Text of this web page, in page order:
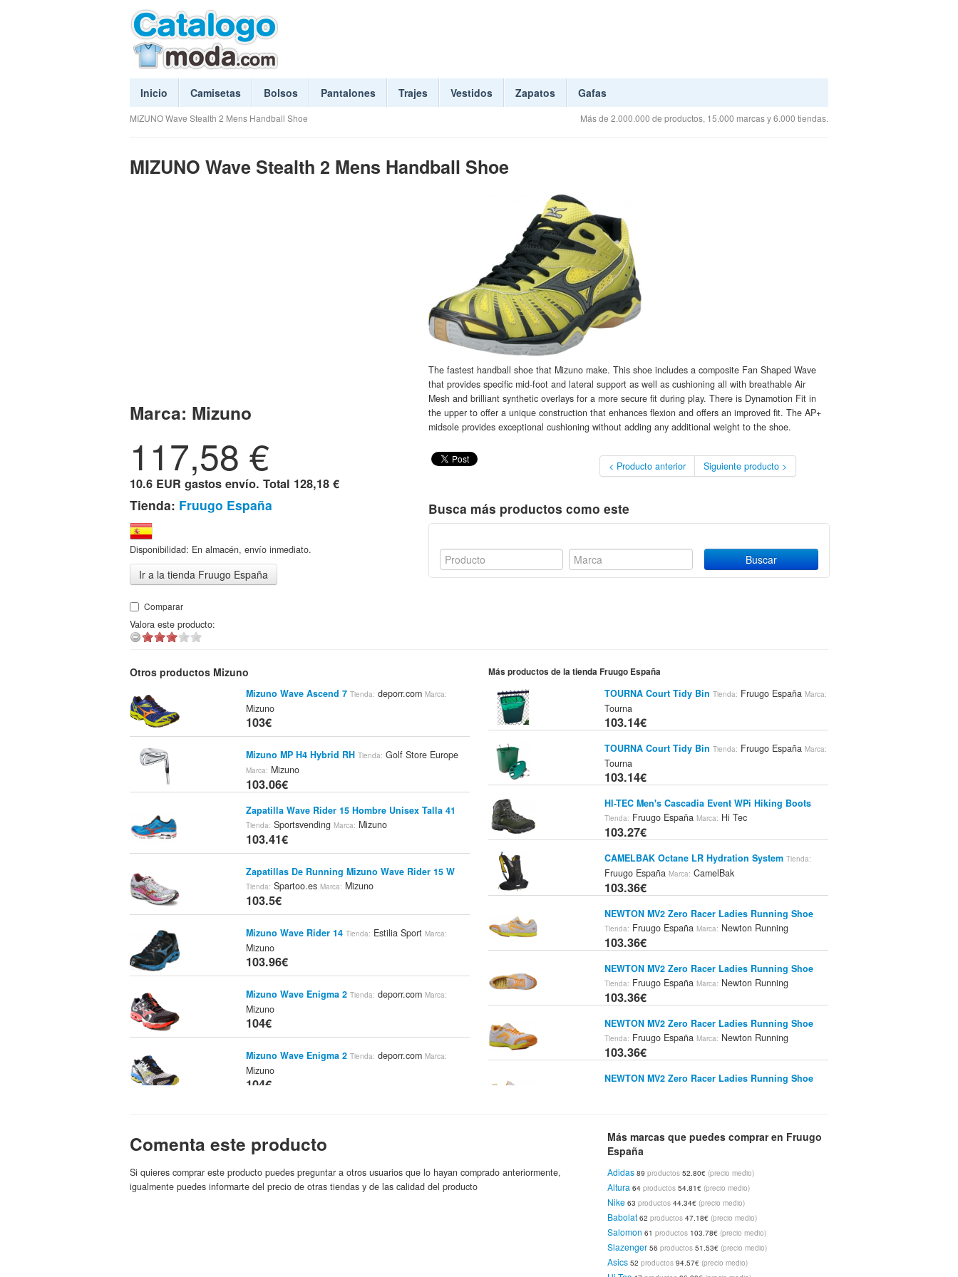
Inicio Camisetas Bolsos Pantalones Trajes Vestidos Zapatos Gafas
MIZUNO Wave Stealth 2 Mens Handball Shoe Más de 2.000.000 de productos, 15.000 marcas y 6.000 tiendas.
MIZUNO Wave Stealth 2 Mens Handball Shoe
Marca: Mizuno
117,58 €
10.6 EUR gastos envío. Total 128,18 €
Tienda: Fruugo España
Disponibilidad: En almacén, envío inmediato.
Ir a la tienda Fruugo España
Comparar
Valora este producto:
The fastest handball shoe that Mizuno make. This shoe includes a composite Fan Shaped Wave
that provides specific mid-foot and lateral support as well as cushioning all with breathable Air
Mesh and brilliant synthetic overlays for a more secure fit during play. There is Dynamotion Fit in
the upper to offer a unique construction that enhances flexion and offers an improved fit. The AP+
midsole provides exceptional cushioning without adding any additional weight to the shoe.
< Producto anterior Siguiente producto >
Busca más productos como este
Otros productos Mizuno
Mizuno Wave Ascend 7 Tienda: deporr.comMarca:
Mizuno
103€
Mizuno MP H4 Hybrid RH Tienda: Golf Store Europe
Marca: Mizuno
103.06€
Zapatilla Wave Rider 15 Hombre Unisex Talla 41
Tienda: SportsvendingMarca: Mizuno
103.41€
Zapatillas De Running Mizuno Wave Rider 15 W
Tienda: Spartoo.esMarca: Mizuno
103.5€
Mizuno Wave Rider 14 Tienda: Estilia SportMarca:
Mizuno
103.96€
Mizuno Wave Enigma 2 Tienda: deporr.comMarca:
Mizuno
104€
Mizuno Wave Enigma 2 Tienda: deporr.comMarca:
Mizuno
104€
104.25€
Mizuno Wave Precision 12
(White/Anthracite/MarsRed) Tienda:SoyRunner.com
Más productos de la tienda Fruugo España
TOURNA Court Tidy Bin Tienda: Fruugo España Marca:
Tourna
103.14€
TOURNA Court Tidy Bin Tienda: Fruugo España Marca:
Tourna
103.14€
HI-TEC Men's Cascadia Event WPi Hiking Boots
Tienda: Fruugo España Marca: Hi Tec
103.27€
CAMELBAK Octane LR Hydration System Tienda:
Fruugo España Marca: CamelBak
103.36€
NEWTON MV2 Zero Racer Ladies Running Shoe
Tienda: Fruugo España Marca: Newton Running
103.36€
NEWTON MV2 Zero Racer Ladies Running Shoe
Tienda: Fruugo España Marca: Newton Running
103.36€
NEWTON MV2 Zero Racer Ladies Running Shoe
Tienda: Fruugo España Marca: Newton Running
103.36€
NEWTON MV2 Zero Racer Ladies Running Shoe
NEWTON MV2 Zero Racer Ladies Running Shoe
Tienda:Fruugo España Newton Running
103.36€
DITA Giga 2 Goalie Hockey Stick Tienda:
España Marca:Dita
103.36€
Comenta este producto
Si quieres comprar este producto puedes preguntar a otros usuarios que lo hayan comprado anteriormente,
igualmente puedes informarte del precio de otras tiendas y de las calidad del producto
Más marcas que puedes comprar en Fruugo
España
Adidas 89productos 52.80€ (precio medio)
Altura 64productos 54.81€ (precio medio)
Nike 63productos 44.34€ (precio medio)
Babolat 62productos 47.18€ (precio medio)
Salomon 61productos 103.78€ (precio medio)
Slazenger 56productos 51.53€ (precio medio)
Asics 52productos 94.57€ (precio medio)